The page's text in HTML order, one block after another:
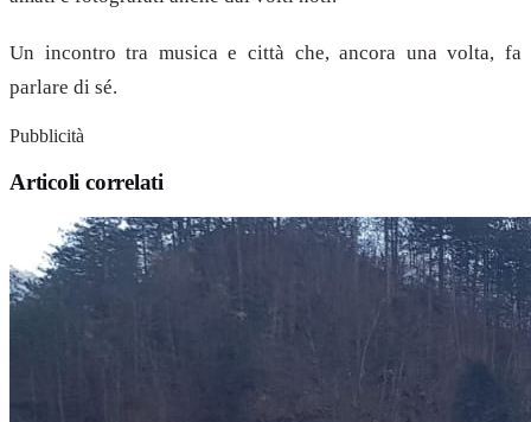
Un incontro tra musica e città che, ancora una volta, fa
parlare di sé.
Pubblicità
Articoli correlati